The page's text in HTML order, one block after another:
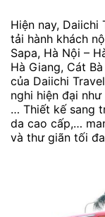
Hiện nay,
tải hành khách
Sapa, Hà Nội –
Hà Giang, Cát
của Daiichi
nghi hiện đại
… Thiết kế sang
da cao cấp,…
và thư giãn tối